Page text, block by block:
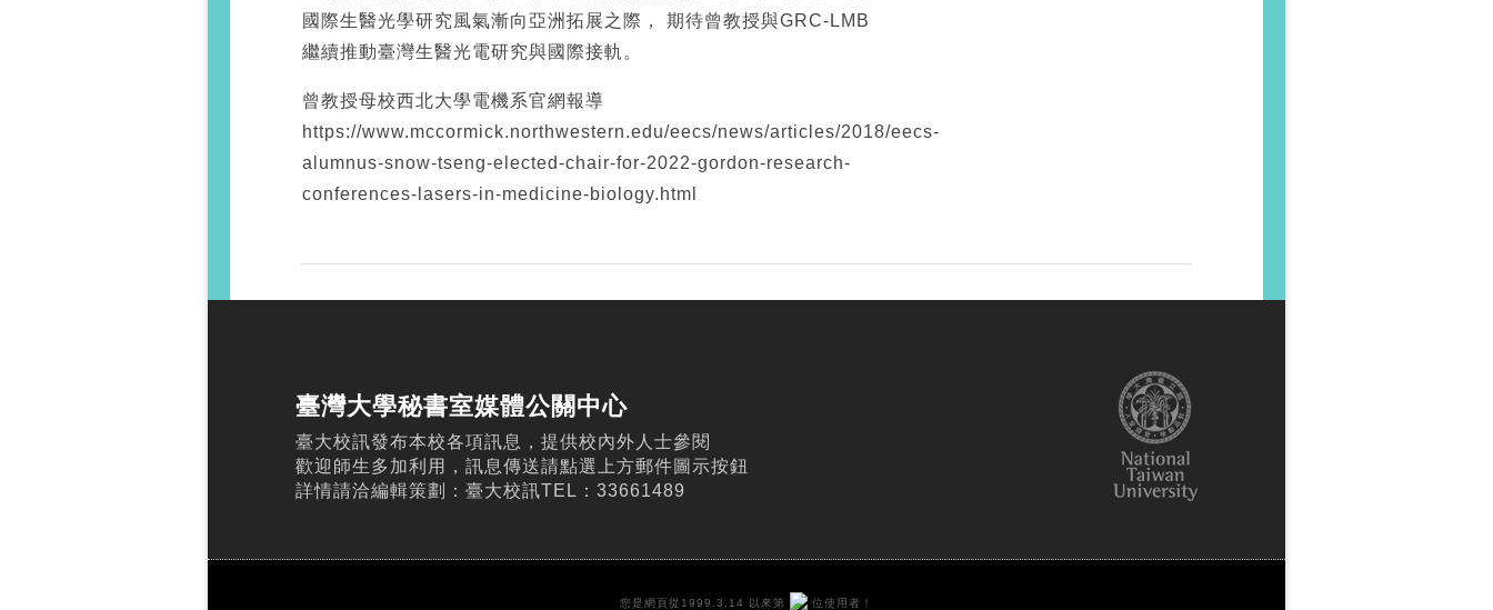
國際生醫光學研究風氣漸向亞洲拓展之際， 期待曾教授與GRC-LMB
繼續推動臺灣生醫光電研究與國際接軌。
曾教授母校西北大學電機系官網報導
https://www.mccormick.northwestern.edu/eecs/news/articles/2018/eecs-
alumnus-snow-tseng-elected-chair-for-2022-gordon-research-
conferences-lasers-in-medicine-biology.html
臺灣大學秘書室媒體公關中心
臺大校訊發布本校各項訊息，提供校內外人士參閱
歡迎師生多加利用，訊息傳送請點選上方郵件圖示按鈕
詳情請洽編輯策劃：臺大校訊TEL：33661489
您是網頁從1999.3.14 以來第 位使用者！